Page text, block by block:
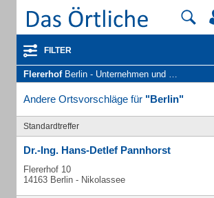
FILTER
FlererhofBerlin - Unternehmen und Personen
Andere Ortsvorschläge für "Berlin"
Standardtreffer
Dr.-Ing. Hans-Detlef Pannhorst
Flererhof 10
14163 Berlin - Nikolassee